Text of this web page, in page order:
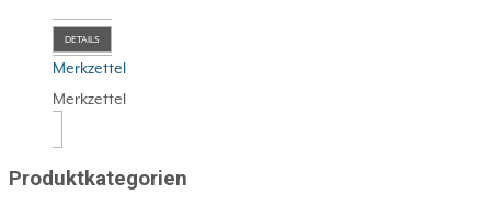
DETAILS
Merkzettel
Merkzettel
Produktkategorien